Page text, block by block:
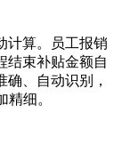
计算。员工报销
结束补贴金额自
、自动识别，
细。